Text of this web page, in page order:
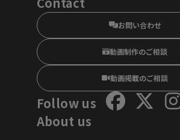
お問い合わせ
動画制作のご相談
動画掲載のご相談
Follow us
About us